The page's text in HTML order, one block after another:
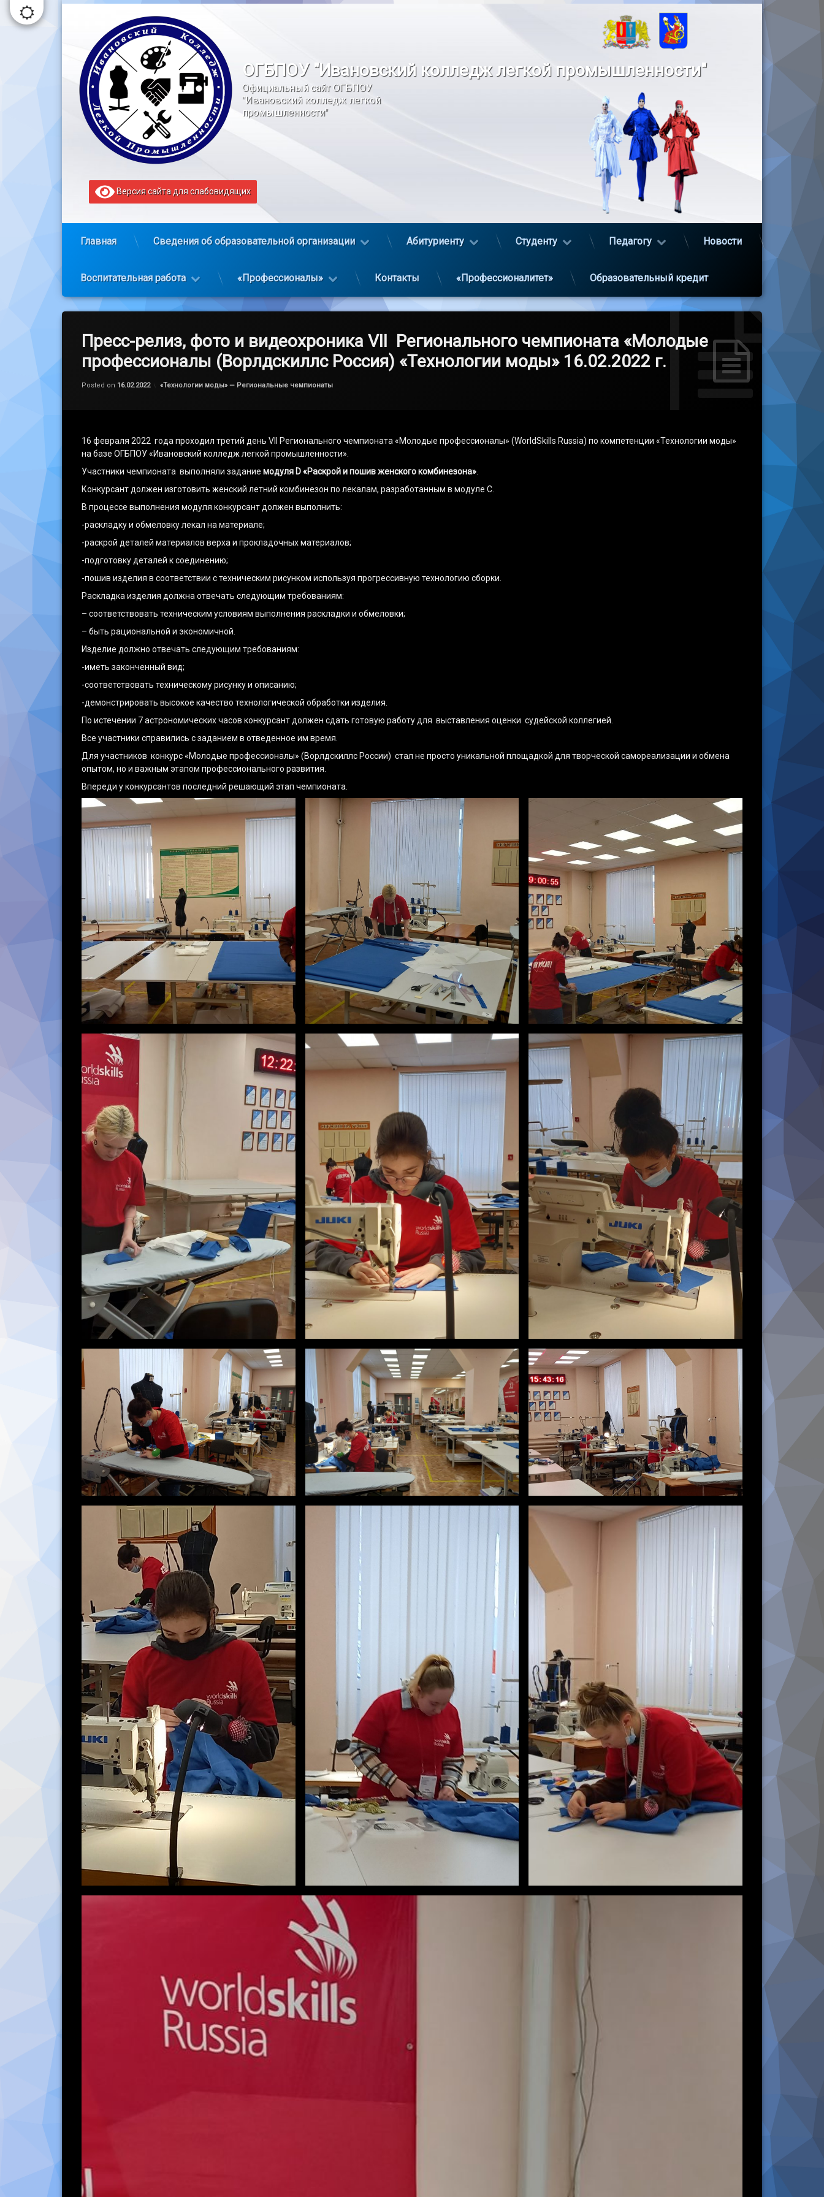
Перейти
содержимому
ОГБПОУ "Ивановский колледж легкой промышленности"
Официальный сайт ОГБПОУ
"Ивановский колледж легкой
промышленности"
Версия сайта для слабовидящих
Главная Сведения об образовательной организации Абитуриенту Студенту Педагогу Новости
Воспитательная работа «Профессионалы» Контакты «Профессионалитет» Образовательный кредит
Пресс-релиз, фото и видеохроника VII Регионального чемпионата «Молодые
профессионалы (Ворлдскиллс Россия) «Технологии моды» 16.02.2022 г.
Posted on 16.02.2022
Обновлено на 17.02.2022
by
Категории:
«Технологии моды» — Региональные чемпионаты
16 февраля 2022 года проходил третий день VII Регионального чемпионата «Молодые профессионалы» (WorldSkills Russia) по компетенции «Технологии моды»
на базе ОГБПОУ «Ивановский колледж легкой промышленности».
Участники чемпионата выполняли задание модуля D«Раскрой и пошив женского комбинезона».
Конкурсант должен изготовить женский летний комбинезон по лекалам, разработанным в модуле С.
В процессе выполнения модуля конкурсант должен выполнить:
-раскладку и обмеловку лекал на материале;
-раскрой деталей материалов верха и прокладочных материалов;
-подготовку деталей к соединению;
-пошив изделия в соответствии с техническим рисунком используя прогрессивную технологию сборки.
Раскладка изделия должна отвечать следующим требованиям:
– соответствовать техническим условиям выполнения раскладки и обмеловки;
– быть рациональной и экономичной.
Изделие должно отвечать следующим требованиям:
-иметь законченный вид;
-соответствовать техническому рисунку и описанию;
-демонстрировать высокое качество технологической обработки изделия.
По истечении 7 астрономических часов конкурсант должен сдать готовую работу для выставления оценки судейской коллегией.
Все участники справились с заданием в отведенное им время.
Для участников конкурс «Молодые профессионалы» (Ворлдскиллс России) стал не просто уникальной площадкой для творческой самореализации и обмена
опытом, но и важным этапом профессионального развития.
Впереди у конкурсантов последний решающий этап чемпионата.